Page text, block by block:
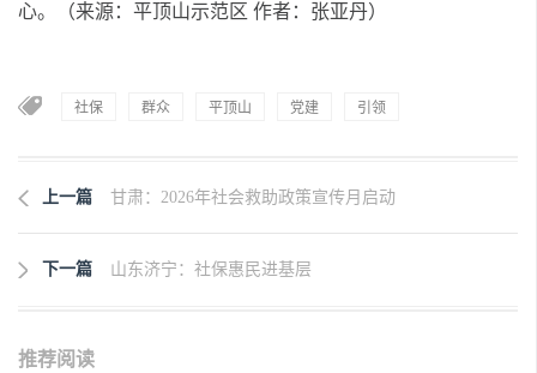
心。（来源：平顶山示范区 作者：张亚丹）
社保 群众 平顶山 党建 引领
上一篇 甘肃：2026年社会救助政策宣传月启动
下一篇 山东济宁：社保惠民进基层
推荐阅读